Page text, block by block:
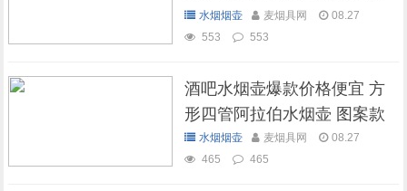
烟壶水烟烟壶 麦烟具网
08.27
553
553
酒吧水烟壶爆款价格便宜 方
形四管阿拉伯水烟壶 图案款
水烟烟壶 麦烟具网
08.27
465
465